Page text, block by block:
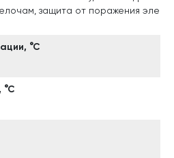
защита от поражения эле
°С
°С